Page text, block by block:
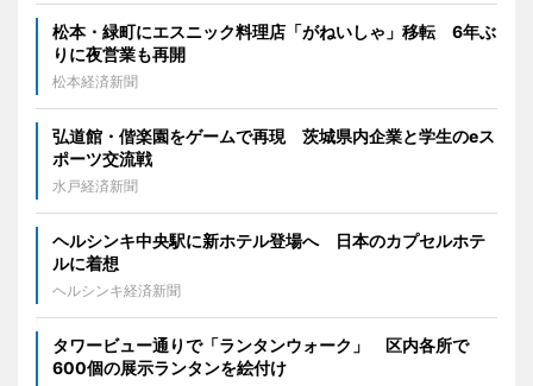
松本・緑町にエスニック料理店「がねいしゃ」移転 6年ぶ
りに夜営業も再開
松本経済新聞
弘道館・偕楽園をゲームで再現 茨城県内企業と学生のeス
ポーツ交流戦
水戸経済新聞
ヘルシンキ中央駅に新ホテル登場へ 日本のカプセルホテ
ルに着想
ヘルシンキ経済新聞
タワービュー通りで「ランタンウォーク」 区内各所で
600個の展示ランタンを絵付け